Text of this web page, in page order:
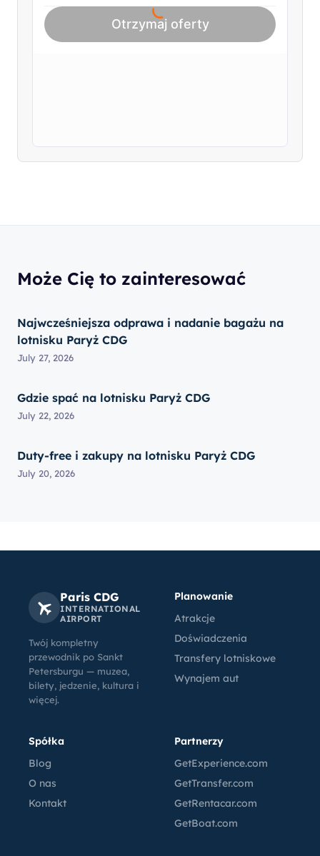
Może Cię to zainteresować
Najwcześniejsza odprawa i nadanie bagażu na
lotnisku Paryż CDG
July 27, 2026
Gdzie spać na lotnisku Paryż CDG
July 22, 2026
Duty-free i zakupy na lotnisku Paryż CDG
July 20, 2026
Paris CDG
INTERNATIONAL
AIRPORT
Twój kompletny
przewodnik po Sankt
Petersburgu — muzea,
bilety, jedzenie, kultura i
więcej.
Planowanie
Atrakcje
Doświadczenia
Transfery lotniskowe
Wynajem aut
Spółka
Blog
O nas
Kontakt
Partnerzy
GetExperience.com
GetTransfer.com
GetRentacar.com
GetBoat.com